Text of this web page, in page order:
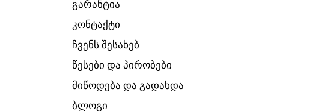
გარანტია
კონტაქტი
ჩვენს შესახებ
წესები და პირობები
მიწოდება და გადახდა
ბლოგი